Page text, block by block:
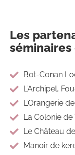
Les
séminaires
Bot-Conan
L’Archipel,
L’Orangerie
La Colonie de
Le Château
Manoir de